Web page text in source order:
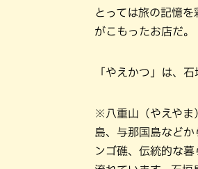
とっては旅の記憶
がこもったお店だ。
「やえかつ」は、
※八重山（やえやま
島、与那国島など
ンゴ礁、伝統的な